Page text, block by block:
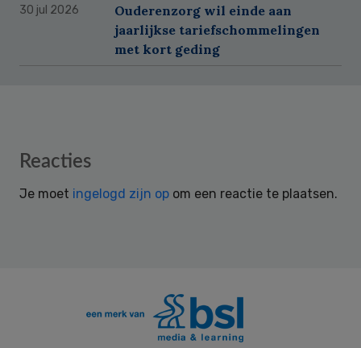
30 jul 2026
Ouderenzorg wil einde aan
jaarlijkse tariefschommelingen
met kort geding
Reader
Reacties
Je moet ingelogd zijn op om een reactie te plaatsen.